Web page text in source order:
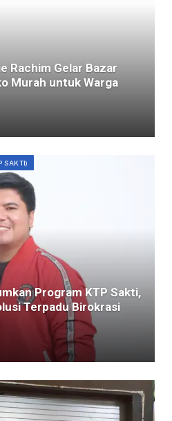
Rachim Gelar Bazar
Murah untuk Warga
SAKTI)
Program KTP Sakti,
Terpadu Birokrasi